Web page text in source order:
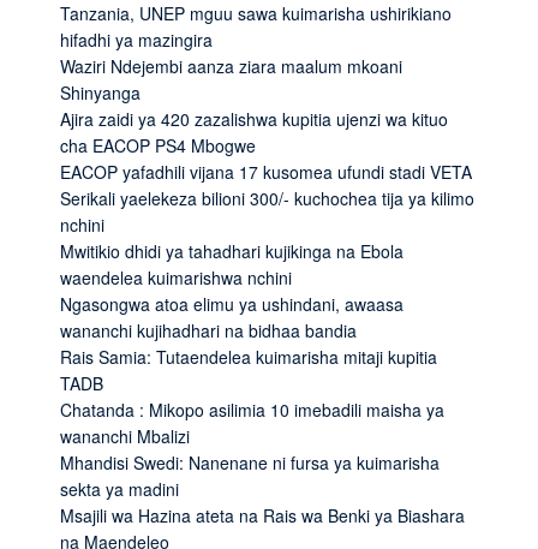
Tanzania, UNEP mguu sawa kuimarisha ushirikiano
hifadhi ya mazingira
Waziri Ndejembi aanza ziara maalum mkoani
Shinyanga
Ajira zaidi ya 420 zazalishwa kupitia ujenzi wa kituo
cha EACOP PS4 Mbogwe
EACOP yafadhili vijana 17 kusomea ufundi stadi VETA
Serikali yaelekeza bilioni 300/- kuchochea tija ya kilimo
nchini
Mwitikio dhidi ya tahadhari kujikinga na Ebola
waendelea kuimarishwa nchini
Ngasongwa atoa elimu ya ushindani, awaasa
wananchi kujihadhari na bidhaa bandia
Rais Samia: Tutaendelea kuimarisha mitaji kupitia
TADB
Chatanda : Mikopo asilimia 10 imebadili maisha ya
wananchi Mbalizi
Mhandisi Swedi: Nanenane ni fursa ya kuimarisha
sekta ya madini
Msajili wa Hazina ateta na Rais wa Benki ya Biashara
na Maendeleo